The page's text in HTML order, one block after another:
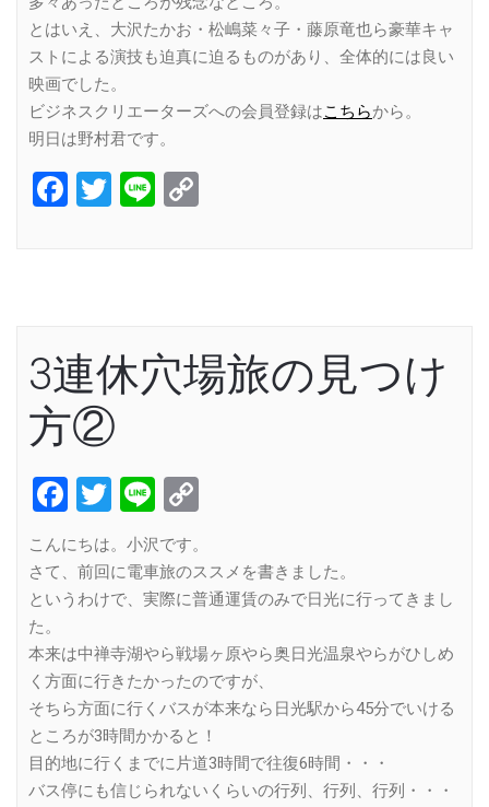
とはいえ、大沢たかお・松嶋菜々子・藤原竜也ら豪華キャ
ストによる演技も迫真に迫るものがあり、全体的には良い
映画でした。
ビジネスクリエーターズへの会員登録はこちらから。
明日は野村君です。
Facebook
Twitter
Line
3連休穴場旅の見つけ
方②
Facebook
Twitter
Line
こんにちは。小沢です。
さて、前回に電車旅のススメを書きました。
というわけで、実際に普通運賃のみで日光に行ってきまし
た。
本来は中禅寺湖やら戦場ヶ原やら奥日光温泉やらがひしめ
く方面に行きたかったのですが、
そちら方面に行くバスが本来なら日光駅から45分でいける
ところが3時間かかると！
目的地に行くまでに片道3時間で往復6時間・・・
バス停にも信じられないくらいの行列、行列、行列・・・